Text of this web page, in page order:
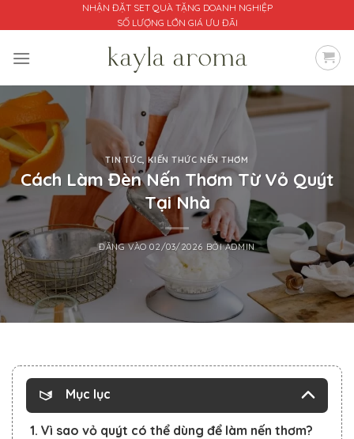
qua
dung
NHẬN ĐẶT SET QUÀ TẶNG DOANH NGHIỆP
SỐ LƯỢNG LỚN GIÁ ƯU ĐÃI
TIN TỨC ,KIẾN THỨC NẾN THƠM
Cách Làm Đèn Nến Thơm Từ Vỏ Quýt
Tại Nhà
ĐĂNG VÀO02/03/2026 BỞIADMIN
Mục lục
1. Vì sao vỏ quýt có thể dùng để làm nến thơm?